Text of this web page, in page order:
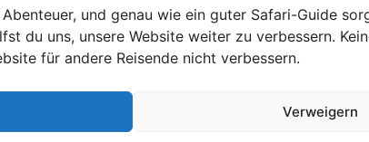
und genau wie ein guter Safari-Guide
du uns, unsere Website weiter zu verbessern.
für andere Reisende nicht verbessern.
Verweigern
Nächte in der Serengeti, um